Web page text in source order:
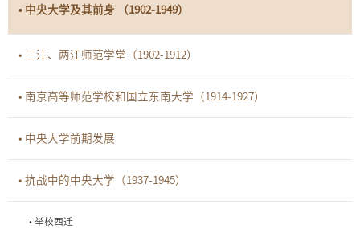
• 中央大学及其前身 （1902-1949）
• 三江、两江师范学堂（1902-1912）
• 南京高等师范学校和国立东南大学（1914-1927）
• 中央大学前期发展
• 抗战中的中央大学（1937-1945）
• 举校西迁